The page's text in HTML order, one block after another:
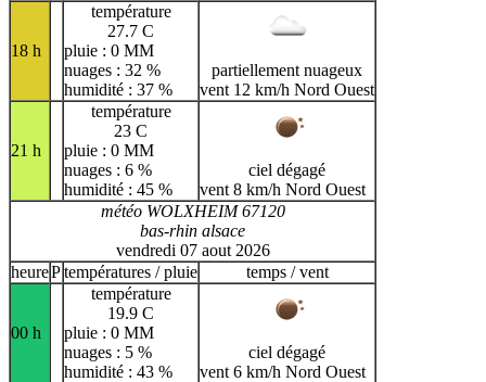
18 h
température
27.7 C
pluie : 0 MM
nuages : 32 %
humidité : 37 %
partiellement nuageux
vent 12 km/h Nord Ouest
21 h
température
23 C
pluie : 0 MM
nuages : 6 %
humidité : 45 %
ciel dégagé
vent 8 km/h Nord Ouest
météo WOLXHEIM 67120
bas-rhin alsace
vendredi 07 aout 2026
heurePtempératures / pluie temps / vent
00 h
température
19.9 C
pluie : 0 MM
nuages : 5 %
humidité : 43 %
ciel dégagé
vent 6 km/h Nord Ouest